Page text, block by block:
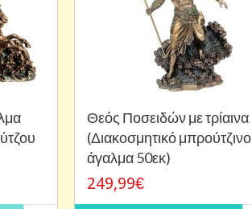
Θεός Ποσειδών με τρίαινα
(Διακοσμητικό μπρούτζινο
άγαλμα 50εκ)
249,99€